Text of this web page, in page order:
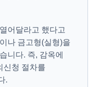
어달라고 했다고
나 금고형(실형)을
니다. 즉, 감옥에
신청 절차를
.